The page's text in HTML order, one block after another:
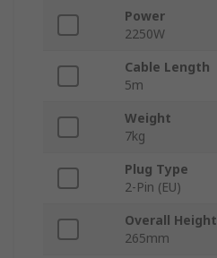
Power
2250W
Cable Length
5m
Weight
7kg
Plug Type
2-Pin (EU)
Overall Height
265mm